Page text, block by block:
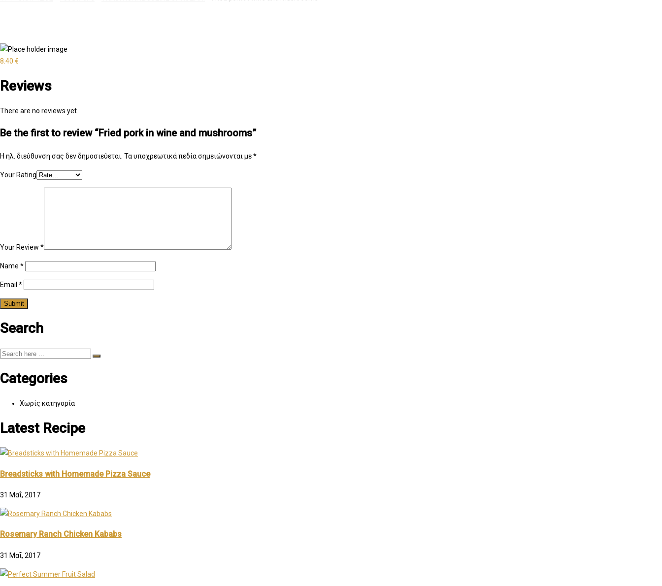
8.40 €
Reviews
There are no reviews yet.
Be the first to review “Fried pork in wine and mushrooms”
Η ηλ. διεύθυνση σας δεν δημοσιεύεται. Τα υποχρεωτικά πεδία σημειώνονται με*
Your Rating
Your Review *
Name *
Email *
Search
Categories
Χωρίς κατηγορία
Latest Recipe
Breadsticks with Homemade Pizza Sauce
31 Μαΐ, 2017
Rosemary Ranch Chicken Kababs
31 Μαΐ, 2017